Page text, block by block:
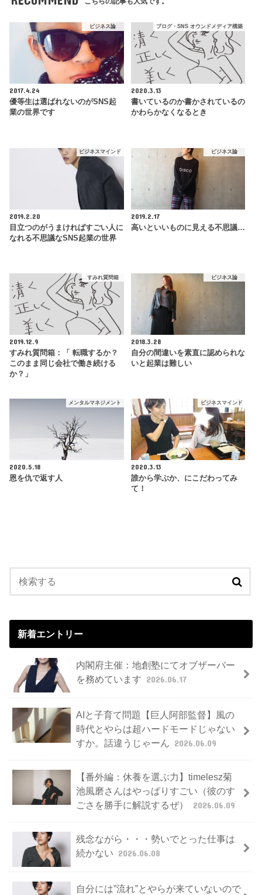
ビジネス論
2017.4.24
優等生は選ばれないのがSNS起
業の世界です
ブログ・SNS オウンドメディア構築
2020.3.13
書いているのか書かされているの
かわらかなくなるとき
ビジネスマインド
2019.2.20
目立つのがうまければすごい人に
なれる不思議なSNS起業の世界
ビジネス論
2019.2.17
高いといいものに見える不思議…
すみれ質問箱
2019.12.9
すみれ質問箱：「 転職するか？
このまま同じ会社で働き続ける
か？」
ビジネス論
2018.3.28
自分の間違いを素直に認められな
いと起業は難しい
メンタルマネジメント
2020.5.18
恩を仇で返す人
ビジネスマインド
2020.3.13
誰から学ぶか、にこだわってみ
て！
新着エントリー
内閣府主催：地創塾にてオブザーバー
を務めています 2026.06.17
AIと子育て問題【巨人阿部監督】風の
時代とやらは超ハードモードじゃない
すか。話違うじゃーん 2026.06.09
【番外編：休養を選ぶ力】timelesz菊
池風磨さんはやっぱりすごい（彼のす
ごさを勝手に解説するぜ）
2026.06.09
残念ながら・・・勢いでとった仕事は
続かない 2026.06.08
自分には”流れ”とやらが来ていないので